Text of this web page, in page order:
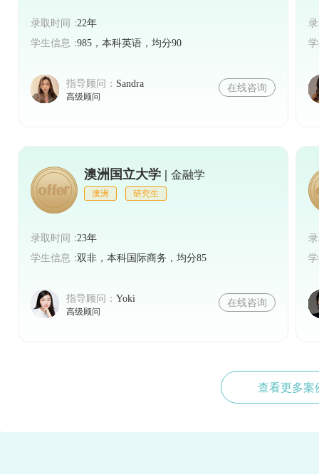
录取时间：22年
学生信息：985，本科英语，均分90
指导顾问： Sandra
高级顾问
在线咨询
澳洲国立大学 | 金融学
澳洲 研究生
录取时间：23年
学生信息：双非，本科国际商务，均分85
指导顾问： Yoki
高级顾问
在线咨询
查看更多案